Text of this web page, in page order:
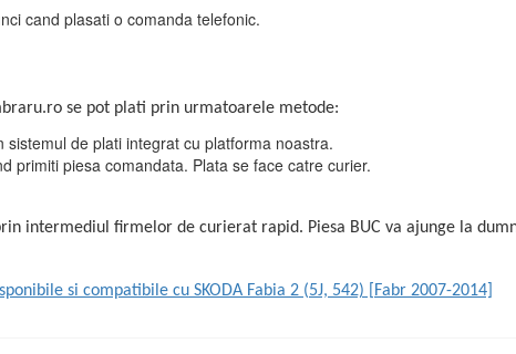
cand plasati o comanda telefonic.
se pot plati prin urmatoarele metode:
de plati integrat cu platforma noastra.
primiti piesa comandata. Plata se face catre curier.
intermediul firmelor de curierat rapid. Piesa BUC va ajunge la
si compatibile cu SKODA Fabia 2 (5J, 542) [Fabr 2007-2014]